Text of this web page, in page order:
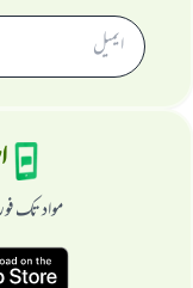
مواد تک